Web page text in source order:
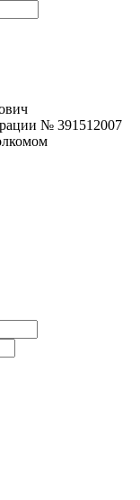
№ 391512007